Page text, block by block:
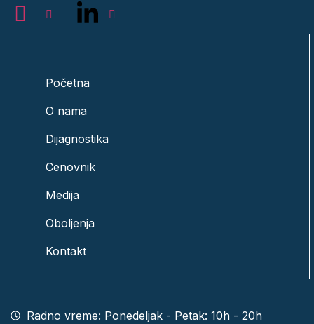
Početna
O nama
Dijagnostika
Cenovnik
Medija
Oboljenja
Kontakt
Radno vreme: Ponedeljak - Petak: 10h - 20h